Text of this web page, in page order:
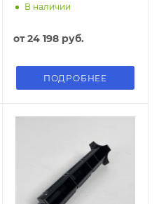
В наличии
от24 198 руб.
ПОДРОБНЕЕ